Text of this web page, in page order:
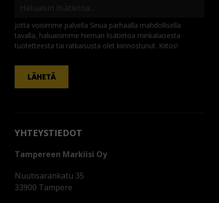
Jotta voisimme palvella Sinua parhaalla mahdollisella
tavalla, haluaisimme hieman lisätietoa minkälaisesta
tuotetteesta tai ratkaisusta olet kiinnostunut. Kiitos!
KOMMENTTI
LÄHETÄ
YHTEYSTIEDOT
Tampereen Markiisi Oy
Nuutisarankatu 35
33900 Tampere